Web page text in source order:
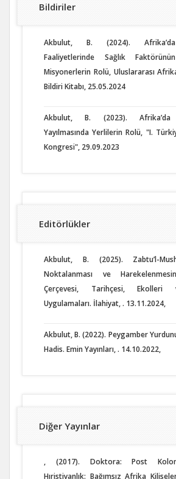
Bildiriler
Akbulut, B. (2024).
Faaliyetlerinde Sağlık
Misyonerlerin Rolü, Uluslararası
Bildiri Kitabı, 25.05.2024
Akbulut, B. (2023). Afrika’da
Yayılmasında Yerlilerin Rolü, "I.
Kongresi", 29.09.2023
Editörlükler
Akbulut, B. (2025). Zabtu’l-
Noktalanması ve
Çerçevesi, Tarihçesi, Ekolleri
Uygulamaları. İlahiyat, . 13.11.2024,
Akbulut, B. (2022). Peygamber
Hadis. Emin Yayınları, . 14.10.2022,
Diğer Yayınlar
, (2017). Doktora: Post
Hıristiyanlık: Bağımsız Afrika